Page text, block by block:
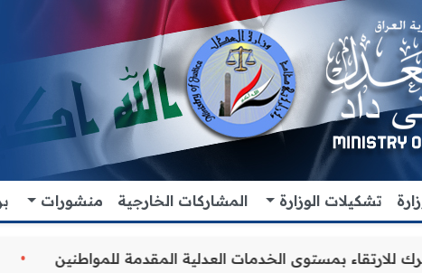
تشكيلات الوزارة المشاركات الخارجية منشورات
المشترك للارتقاء بمستوى الخدمات العدلية المقدمة